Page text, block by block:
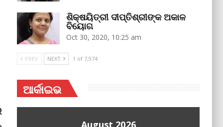
ଶିକ୍ଷୟିତ୍ରୀ ଦୀପ୍ତିଶ୍ରୀଙ୍କ ଅକାଳ
ବିୟୋଗ
Oct 30, 2020, 10:25 am
PREV NEXT 1 of 7,974
ଆର୍କାଇଭ
August 2026